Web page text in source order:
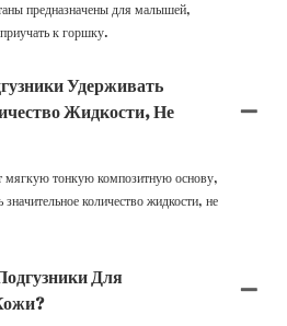
предназначены для малышей,
к горшку.
Удерживать
Жидкости, Не
мягкую тонкую композитную основу,
количество жидкости, не
Для